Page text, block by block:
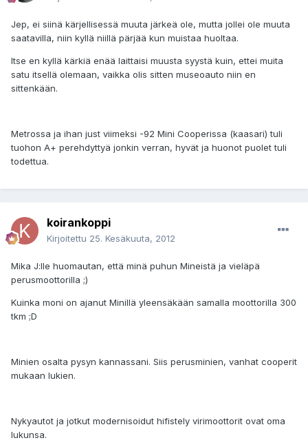
Jep, ei siinä kärjellisessä muuta järkeä ole, mutta jollei ole muuta
saatavilla, niin kyllä niillä pärjää kun muistaa huoltaa.
Itse en kyllä kärkiä enää laittaisi muusta syystä kuin, ettei muita
satu itsellä olemaan, vaikka olis sitten museoauto niin en
sittenkään.
Metrossa ja ihan just viimeksi -92 Mini Cooperissa (kaasari) tuli
tuohon A+ perehdyttyä jonkin verran, hyvät ja huonot puolet tuli
todettua.
koirankoppi
Kirjoitettu 25. Kesäkuuta, 2012
Mika J:lle huomautan, että minä puhun Mineistä ja vieläpä
perusmoottorilla ;)
Kuinka moni on ajanut Minillä yleensäkään samalla moottorilla 300
tkm ;D
Minien osalta pysyn kannassani. Siis perusminien, vanhat cooperit
mukaan lukien.
Nykyautot ja jotkut modernisoidut hifistely virimoottorit ovat oma
lukunsa.